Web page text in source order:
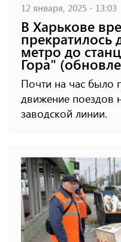
12 января, 2025 - 13:03
В Харькове
прекратилось
метро до
Гора"
Почти на час было
движение поездов
заводской линии.